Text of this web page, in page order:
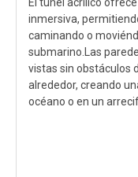
inmersiva,
caminando o
submarino.Las
vistas sin obstáculos
alrededor, creando
océano o en un